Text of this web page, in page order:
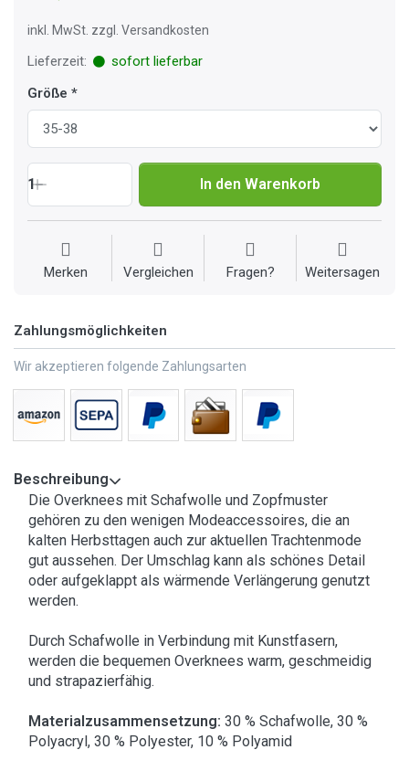
inkl. MwSt. zzgl. Versandkosten
Lieferzeit:
sofort lieferbar
Größe
1 In den Warenkorb
Merken Vergleichen Fragen? Weitersagen
Zahlungsmöglichkeiten
Wir akzeptieren folgende Zahlungsarten
Beschreibung
Die Overknees mit Schafwolle und Zopfmuster
gehören zu den wenigen Modeaccessoires, die an
kalten Herbsttagen auch zur aktuellen Trachtenmode
gut aussehen. Der Umschlag kann als schönes Detail
oder aufgeklappt als wärmende Verlängerung genutzt
werden.
Durch Schafwolle in Verbindung mit Kunstfasern,
werden die bequemen Overknees warm, geschmeidig
und strapazierfähig.
Materialzusammensetzung: 30 % Schafwolle, 30 %
Polyacryl, 30 % Polyester, 10 % Polyamid